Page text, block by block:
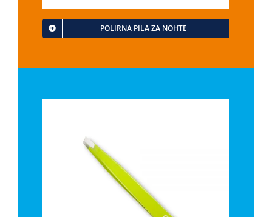
POLIRNA PILA ZA NOHTE